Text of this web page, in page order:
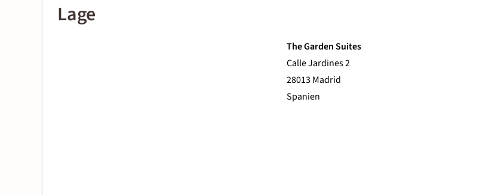
Lage
The Garden Suites
Calle Jardines 2
28013 Madrid
Spanien